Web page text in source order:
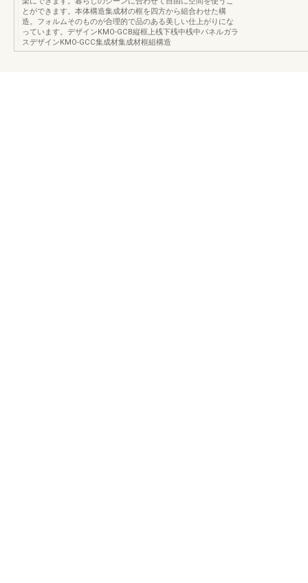
とができます。本体構造集成材の框を四方から組合わせた構
造。フォルムそのものが合理的で品のある美しい仕上がりにな
っています。デザインKMO-GCB縦框上桟下桟中桟中パネルガラ
スデザインKMO-GCC集成材集成材框組構造